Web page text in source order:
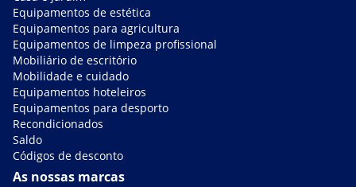
Equipamentos de estética
Equipamentos para agricultura
Equipamentos de limpeza profissional
Mobiliário de escritório
Mobilidade e cuidado
Equipamentos hoteleiros
Equipamentos para desporto
Recondicionados
Saldo
Códigos de desconto
As nossas marcas